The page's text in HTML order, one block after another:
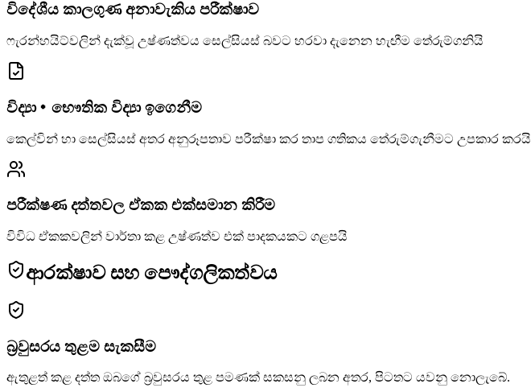
විදේශීය කාලගුණ අනාවැකිය පරීක්ෂාව
ෆැරන්හයිට්වලින් දැක්වූ උෂ්ණත්වය සෙල්සියස් බවට හරවා දැනෙන හැඟීම තේරුම්ගනියි
විද්‍යා・භෞතික විද්‍යා ඉගෙනීම
කෙල්වින් හා සෙල්සියස් අතර අනුරූපතාව පරීක්ෂා කර තාප ගතිකය තේරුම්ගැනීමට උපකාර කරයි
පරීක්ෂණ දත්තවල ඒකක එක්සමාන කිරීම
විවිධ ඒකකවලින් වාර්තා කළ උෂ්ණත්ව එක් පාදකයකට ගළපයි
ආරක්ෂාව සහ පෞද්ගලිකත්වය
බ්‍රවුසරය තුළම සැකසීම
ඇතුළත් කළ දත්ත ඔබගේ බ්‍රවුසරය තුළ පමණක් සකසනු ලබන අතර, පිටතට යවනු නොලැබේ.